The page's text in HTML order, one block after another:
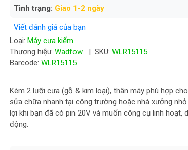
Tình trạng: Giao 1-2 ngày
Viết đánh giá của bạn
Loại: Máy cưa kiếm
Thương hiệu: Wadfow | SKU: WLR15115
Barcode: WLR15115
Kèm 2 lưỡi cưa (gỗ & kim loại), thân máy phù hợp
sửa chữa nhanh tại công trường hoặc nhà xưởng
lợi khi bạn đã có pin 20V và muốn công cụ linh hoạt,
động.